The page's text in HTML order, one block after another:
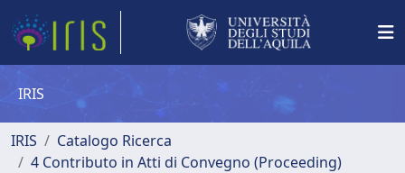
IRIS
IRIS
Catalogo Ricerca
4 Contributo in Atti di Convegno (Proceeding)